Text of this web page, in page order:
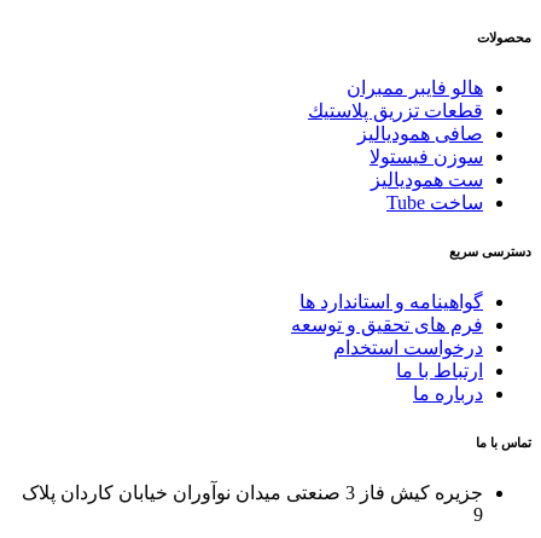
محصولات
هالو فایبر ممبران
قطعات تزريق پلاستيك
صافی همودیالیز
سوزن فیستولا
ست همودیالیز
ساخت Tube
دسترسی سریع
گواهینامه و استاندارد ها
فرم های تحقیق و توسعه
درخواست استخدام
ارتباط با ما
درباره ما
تماس با ما
جزیره کیش فاز 3 صنعتی میدان نوآوران خیابان کاردان پلاک
9